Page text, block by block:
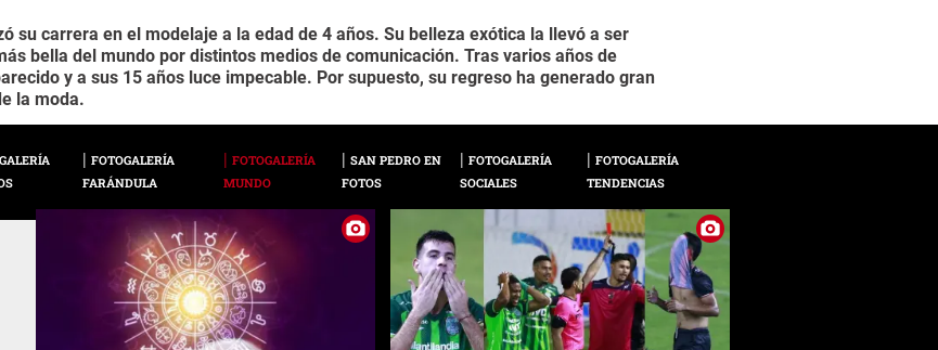
su carrera en el modelaje a la edad de 4 años. Su belleza exótica la llevó a ser
bella del mundo por distintos medios de comunicación. Tras varios años de
y a sus 15 años luce impecable. Por supuesto, su regreso ha generado gran
la moda.
FOTOGALERÍA
FARÁNDULA
FOTOGALERÍA
MUNDO
SAN PEDRO EN
FOTOS
FOTOGALERÍA
SOCIALES
FOTOGALERÍA
TENDENCIAS